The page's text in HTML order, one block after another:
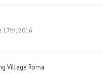
17th, 2016
Village Roma